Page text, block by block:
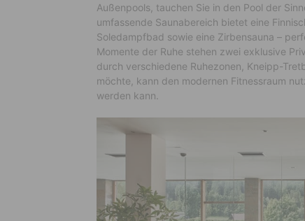
Außenpools, tauchen Sie in den Pool der
umfassende Saunabereich bietet eine
Soledampfbad sowie eine Zirbensauna –
Momente der Ruhe stehen zwei exklusive
durch verschiedene Ruhezonen, Kneipp-
möchte, kann den modernen Fitnessraum
werden kann.